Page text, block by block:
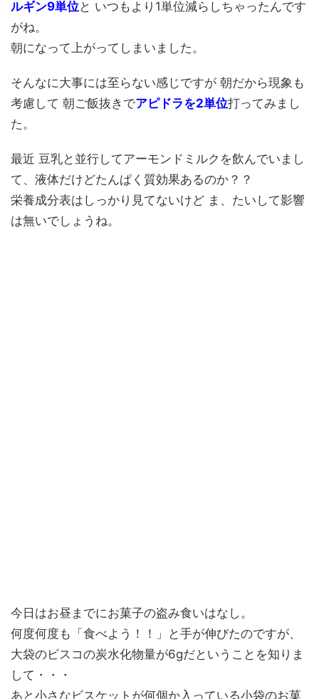
ルギン9単位と いつもより1単位減らしちゃったんです
がね。
朝になって上がってしまいました。
そんなに大事には至らない感じですが 朝だから現象も
考慮して 朝ご飯抜きでアピドラを2単位打ってみまし
た。
最近 豆乳と並行してアーモンドミルクを飲んでいまし
て、液体だけどたんぱく質効果あるのか？？
栄養成分表はしっかり見てないけど ま、たいして影響
は無いでしょうね。
今日はお昼までにお菓子の盗み食いはなし。
何度何度も「食べよう！！」と手が伸びたのですが、
大袋のビスコの炭水化物量が6gだということを知りま
して・・・
あと小さなビスケットが何個か入っている小袋のお菓